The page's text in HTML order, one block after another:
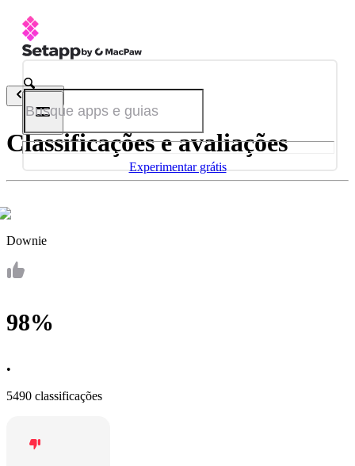
Experimentar grátis
Voltar
Classificações e avaliações
Downie
98%
•
5490 classificações